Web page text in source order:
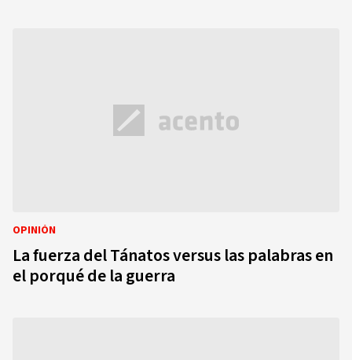
OPINIÓN
La fuerza del Tánatos versus las palabras en
el porqué de la guerra